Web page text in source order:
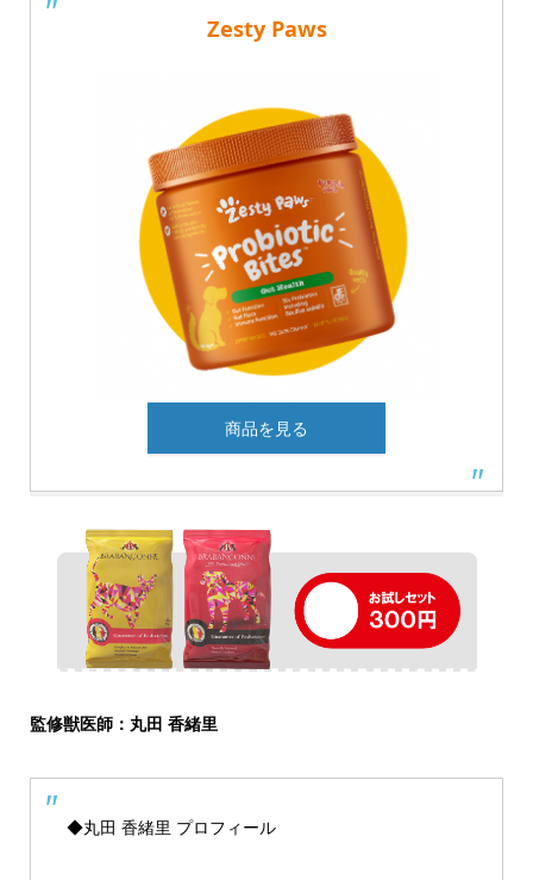
Zesty Paws
商品を見る
監修獣医師：丸田 香緒里
◆丸田 香緒里 プロフィール